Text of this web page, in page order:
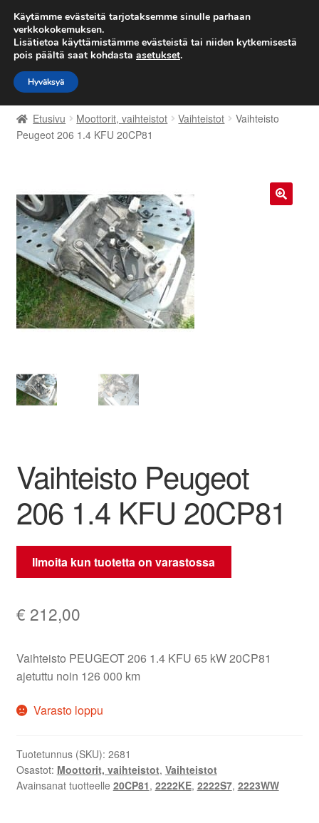
TOIMITUS alkaen 7 EUR
Siirry
navigointiin
Siirry
sisältöön
Etusivu
Kärry
Kuljetus
Maailmanlaajuinen toimitus
Maksut
Meistä
Reklamaatiomenettely
Tietosuojakäytäntö
Tilini
Valitukset
Etusivu Moottorit, vaihteistot Vaihteistot
Vaihteisto
Peugeot 206 1.4 KFU 20CP81
Vaihteisto Peugeot
206 1.4 KFU 20CP81
Ilmoita kun tuotetta on varastossa
€ 212,00
Vaihteisto PEUGEOT 206 1.4 KFU 65 kW 20CP81
ajetuttu noin 126 000 km
Varasto loppu
Tuotetunnus (SKU): 2681
Osastot: Moottorit, vaihteistot, Vaihteistot
Avainsanat tuotteelle 20CP81, 2222KE, 2222S7, 2223WW
Käytämme evästeitä tarjotaksemme sinulle parhaan
verkkokokemuksen.
Lisätietoa käyttämistämme evästeistä tai niiden kytkemisestä
pois päältä saat kohdasta asetukset.
Hyväksyä